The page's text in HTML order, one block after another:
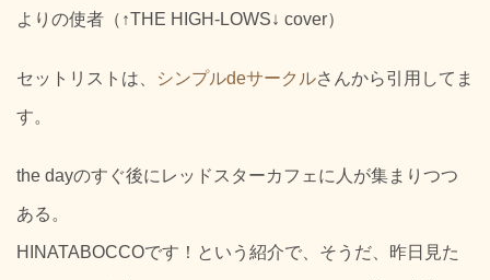
よりの使者（↑THE HIGH-LOWS↓ cover）
セットリストは、 シンプルdeサークルさんから引用してま
す。
the dayのすぐ後にレッドスターカフェに人が集まりつつ
ある。
HINATABOCCOです！という紹介で、そうだ、昨日見た